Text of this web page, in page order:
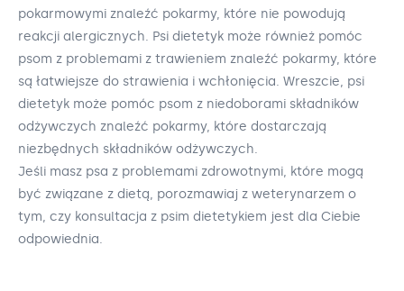
pokarmowymi znaleźć pokarmy, które nie powodują
reakcji alergicznych. Psi dietetyk może również pomóc
psom z problemami z trawieniem znaleźć pokarmy, które
są łatwiejsze do strawienia i wchłonięcia. Wreszcie, psi
dietetyk może pomóc psom z niedoborami składników
odżywczych znaleźć pokarmy, które dostarczają
niezbędnych składników odżywczych.
Jeśli masz psa z problemami zdrowotnymi, które mogą
być związane z dietą, porozmawiaj z weterynarzem o
tym, czy konsultacja z psim dietetykiem jest dla Ciebie
odpowiednia.